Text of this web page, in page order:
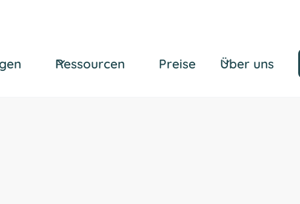
Ressourcen Preise Über uns